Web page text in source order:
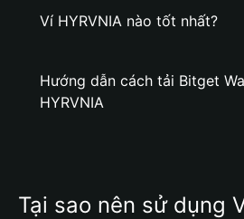
Ví HYRVNIA nào tốt nhất?
Hướng dẫn cách tải Bitget
HYRVNIA
Tại sao nên sử dụng